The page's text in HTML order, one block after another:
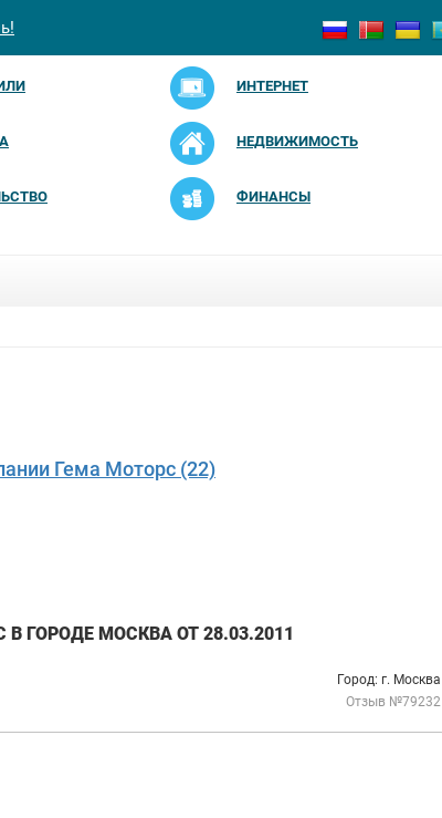
ИНТЕРНЕТ
НЕДВИЖИМОСТЬ
ФИНАНСЫ
Гема Моторс (22)
ГОРОДЕ МОСКВА ОТ 28.03.2011
Город: г. Москва
Отзыв №79232